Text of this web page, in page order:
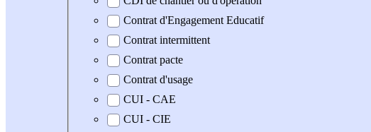
Contrat d'Engagement Educatif
Contrat intermittent
Contrat pacte
Contrat d'usage
CUI - CAE
CUI - CIE